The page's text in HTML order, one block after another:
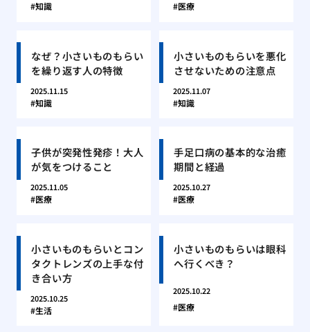
知識 医療
なぜ？小さいものもらい
を繰り返す人の特徴
2025.11.15
知識
小さいものもらいを悪化
させないための注意点
2025.11.07
知識
子供が突発性発疹！大人
が気をつけること
2025.11.05
医療
手足口病の基本的な治癒
期間と経過
2025.10.27
医療
小さいものもらいとコン
タクトレンズの上手な付
き合い方
2025.10.25
生活
小さいものもらいは眼科
へ行くべき？
2025.10.22
医療